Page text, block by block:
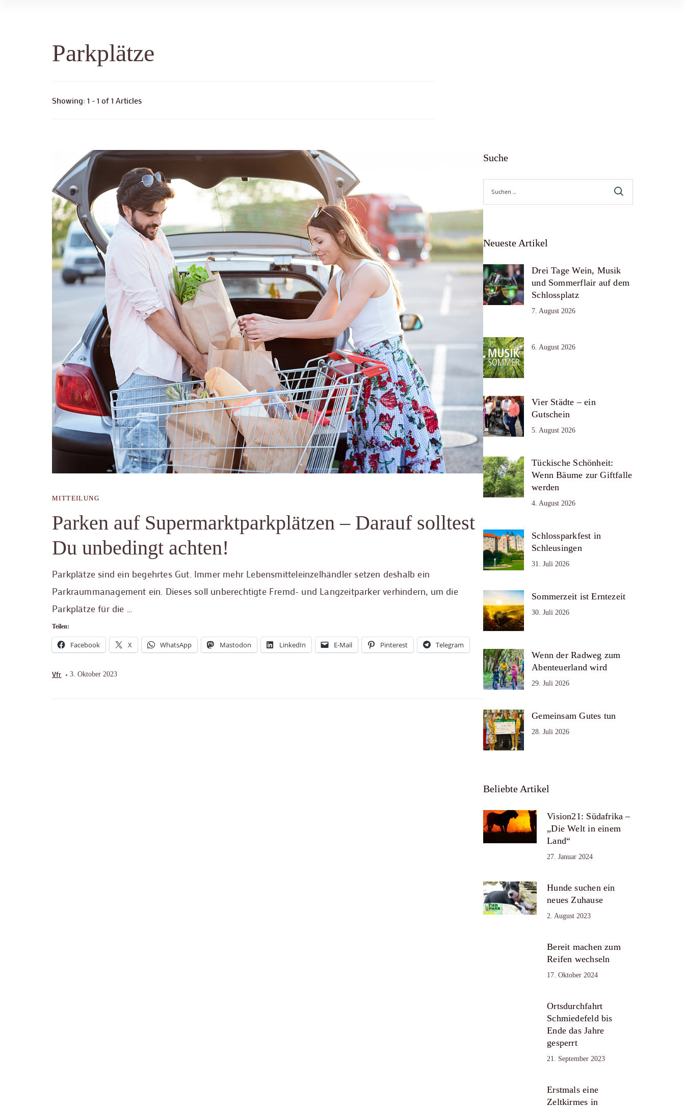
Parkplätze
Showing: 1 - 1 of 1 Articles
MITTEILUNG
Parken auf Supermarktparkplätzen – Darauf solltest
Du unbedingt achten!
Parkplätze sind ein begehrtes Gut. Immer mehr Lebensmitteleinzelhändler setzen deshalb ein
Parkraummanagement ein. Dieses soll unberechtigte Fremd- und Langzeitparker verhindern, um die
Parkplätze für die …
Teilen:
Facebook X WhatsApp Mastodon LinkedIn E-Mail Pinterest Telegram
Vfr 3. Oktober 2023
Suche
Suche
nach:
Neueste Artikel
Drei Tage Wein, Musik
und Sommerflair auf dem
Schlossplatz
7. August 2026
6. August 2026
Vier Städte – ein
Gutschein
5. August 2026
Tückische Schönheit:
Wenn Bäume zur Giftfalle
werden
4. August 2026
Schlossparkfest in
Schleusingen
31. Juli 2026
Sommerzeit ist Erntezeit
30. Juli 2026
Wenn der Radweg zum
Abenteuerland wird
29. Juli 2026
Gemeinsam Gutes tun
28. Juli 2026
Beliebte Artikel
Vision21: Südafrika –
„Die Welt in einem
Land“
27. Januar 2024
Hunde suchen ein
neues Zuhause
2. August 2023
Bereit machen zum
Reifen wechseln
17. Oktober 2024
Ortsdurchfahrt
Schmiedefeld bis
Ende das Jahre
gesperrt
21. September 2023
Erstmals eine
Zeltkirmes in